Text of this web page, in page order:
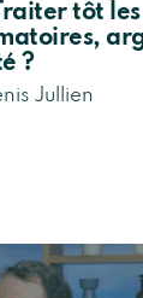
tôt les
?
Jullien